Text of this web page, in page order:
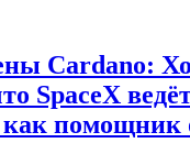
Cardano:
SpaceX
как помощник